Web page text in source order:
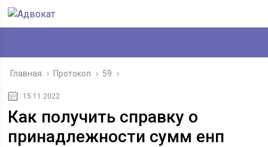
Главная › Протокол › 59 ›
15.11.2022
Как получить справку о
принадлежности сумм енп